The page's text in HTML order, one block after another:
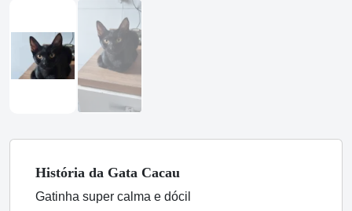
História da Gata Cacau
Gatinha super calma e dócil